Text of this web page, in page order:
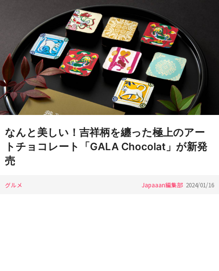
なんと美しい！吉祥柄を纏った極上のアー
トチョコレート「GALA Chocolat」が新発
売
グルメ Japaaan編集部 2024/01/16